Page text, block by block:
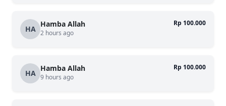
HA
Hamba Allah
2 hours ago
Rp 100.000
HA
Hamba Allah
9 hours ago
Rp 100.000